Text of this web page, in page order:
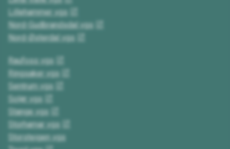
Lillehammer vgs
Nord-Gudbrandsdal vgs
Nord-Østerdal vgs
Raufoss vgs
Ringsaker vgs
Sentrum vgs
Solør vgs
Stange vgs
Storhamar vgs
Storsteigen vgs